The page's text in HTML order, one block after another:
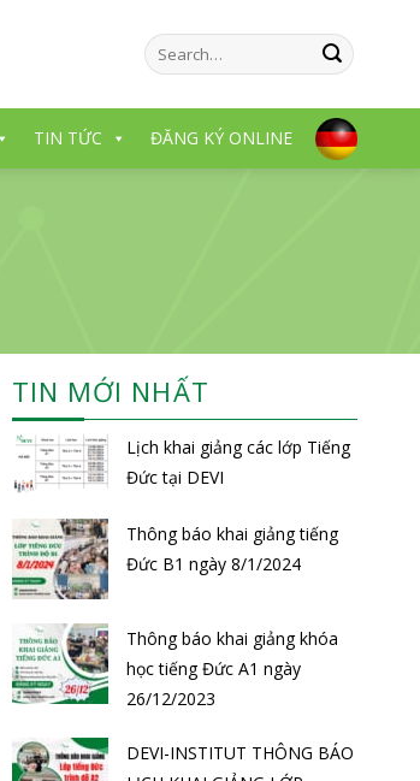
TIN TỨC ĐĂNG KÝ ONLINE
TIN MỚI NHẤT
Lịch khai giảng các lớp Tiếng
Đức tại DEVI
Thông báo khai giảng tiếng
Đức B1 ngày 8/1/2024
Thông báo khai giảng khóa
học tiếng Đức A1 ngày
26/12/2023
DEVI-INSTITUT THÔNG BÁO